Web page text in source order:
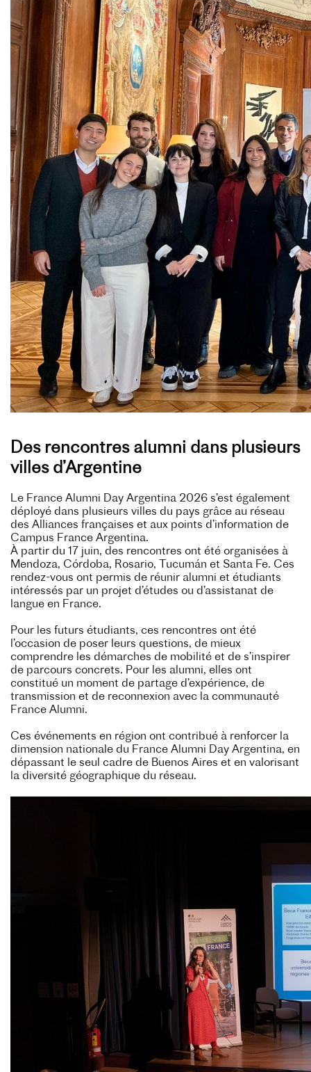
Des rencontres alumni dans plusieurs
villes d’Argentine
Le France Alumni Day Argentina 2026 s’est également
déployé dans plusieurs villes du pays grâce au réseau
des Alliances françaises et aux points d’information de
Campus France Argentina.
À partir du 17 juin, des rencontres ont été organisées à
Mendoza, Córdoba, Rosario, Tucumán et Santa Fe. Ces
rendez-vous ont permis de réunir alumni et étudiants
intéressés par un projet d’études ou d’assistanat de
langue en France.
Pour les futurs étudiants, ces rencontres ont été
l’occasion de poser leurs questions, de mieux
comprendre les démarches de mobilité et de s’inspirer
de parcours concrets. Pour les alumni, elles ont
constitué un moment de partage d’expérience, de
transmission et de reconnexion avec la communauté
France Alumni.
Ces événements en région ont contribué à renforcer la
dimension nationale du France Alumni Day Argentina, en
dépassant le seul cadre de Buenos Aires et en valorisant
la diversité géographique du réseau.